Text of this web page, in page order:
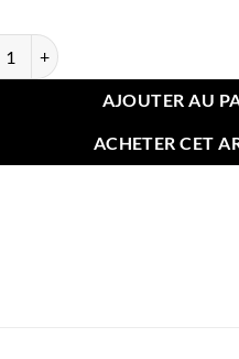
de Coussin Hémorroïde
AJOUTER AU
ACHETER CET